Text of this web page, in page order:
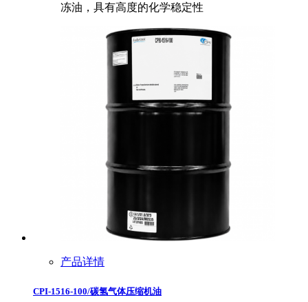
冻油，具有高度的化学稳定性
产品详情
CPI-1516-100/碳氢气体压缩机油